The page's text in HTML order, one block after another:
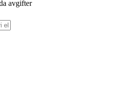
avgifter